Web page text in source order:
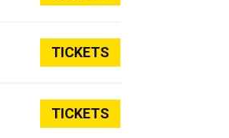
TICKETS
TICKETS